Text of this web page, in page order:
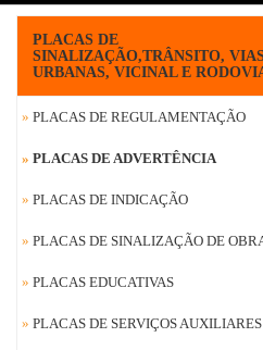
PLACAS DE
SINALIZAÇÃO,TRÂNSITO,
URBANAS, VICINAL E
» PLACAS DE REGULAMENTAÇÃO
» PLACAS DE ADVERTÊNCIA
» PLACAS DE INDICAÇÃO
» PLACAS DE SINALIZAÇÃO DE
» PLACAS EDUCATIVAS
» PLACAS DE SERVIÇOS AUXILIARES